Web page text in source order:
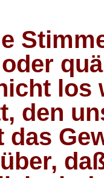
los
den
das